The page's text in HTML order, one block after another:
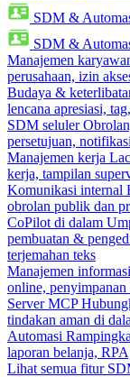
SDM &
SDM &
Manajemen
perusahaan, izin
Budaya &
lencana apresiasi,
SDM seluler
persetujuan,
Manajemen kerja
kerja, tampilan
Komunikasi internal
obrolan publik dan
CoPilot di dalam
pembuatan &
terjemahan teks
Manajemen informasi
online,
Server MCP
tindakan aman di
Automasi
laporan belanja,
Lihat semua fitur